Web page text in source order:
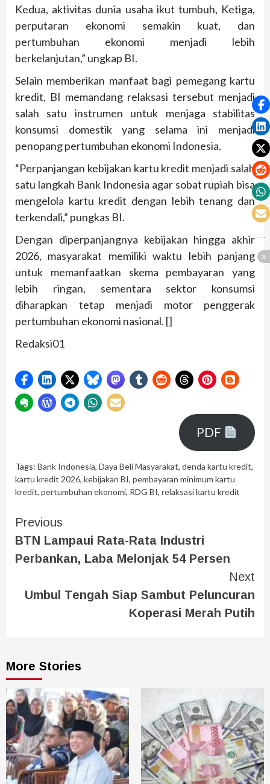
Kedua, aktivitas dunia usaha ikut tumbuh, Ketiga,
perputaran ekonomi semakin kuat, dan
pertumbuhan ekonomi menjadi lebih
berkelanjutan,” ungkap BI.
Selain memberikan manfaat bagi pemegang kartu
kredit, BI memandang relaksasi tersebut menjadi
salah satu instrumen untuk menjaga stabilitas
konsumsi domestik yang selama ini menjadi
penopang pertumbuhan ekonomi Indonesia.
“Perpanjangan kebijakan kartu kredit menjadi salah
satu langkah Bank Indonesia agar sobat rupiah bisa
mengelola kartu kredit dengan lebih tenang dan
terkendali,” pungkas BI.
Dengan diperpanjangnya kebijakan hingga akhir
2026, masyarakat memiliki waktu lebih panjang
untuk memanfaatkan skema pembayaran yang
lebih ringan, sementara sektor konsumsi
diharapkan tetap menjadi motor penggerak
pertumbuhan ekonomi nasional. []
Redaksi01
PDF
Tags: Bank Indonesia, Daya Beli Masyarakat, denda kartu kredit,
kartu kredit 2026, kebijakan BI, pembayaran minimum kartu
kredit, pertumbuhan ekonomi, RDG BI, relaksasi kartu kredit
Previous
BTN Lampaui Rata-Rata Industri
Perbankan, Laba Melonjak 54 Persen
Next
Umbul Tengah Siap Sambut Peluncuran
Koperasi Merah Putih
More Stories